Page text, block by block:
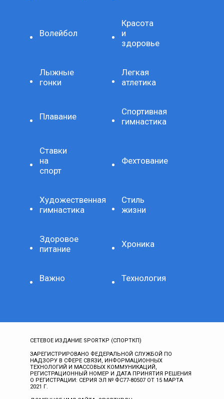
Волейбол
Красота
и
здоровье
Лыжные
гонки
Легкая
атлетика
Плавание
Спортивная
гимнастика
Ставки
на
спорт
Фехтование
Художественная
гимнастика
Стиль
жизни
Здоровое
питание
Хроника
Важно Технология
СЕТЕВОЕ ИЗДАНИЕ SPORTKP (СПОРТКП)
ЗАРЕГИСТРИРОВАНО ФЕДЕРАЛЬНОЙ СЛУЖБОЙ ПО
НАДЗОРУ В СФЕРЕ СВЯЗИ, ИНФОРМАЦИОННЫХ
ТЕХНОЛОГИЙ И МАССОВЫХ КОММУНИКАЦИЙ,
РЕГИСТРАЦИОННЫЙ НОМЕР И ДАТА ПРИНЯТИЯ РЕШЕНИЯ
О РЕГИСТРАЦИИ: СЕРИЯ ЭЛ № ФС77-80507 ОТ 15 МАРТА
2021 Г.